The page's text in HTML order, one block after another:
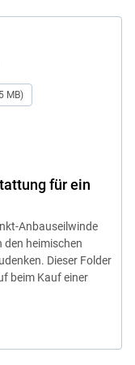
MB)
für ein
Anbauseilwinde
den heimischen
Dieser Folder
beim Kauf einer